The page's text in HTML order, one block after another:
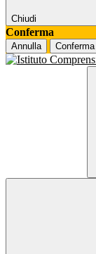
Chiudi
Conferma
Annulla Conferma